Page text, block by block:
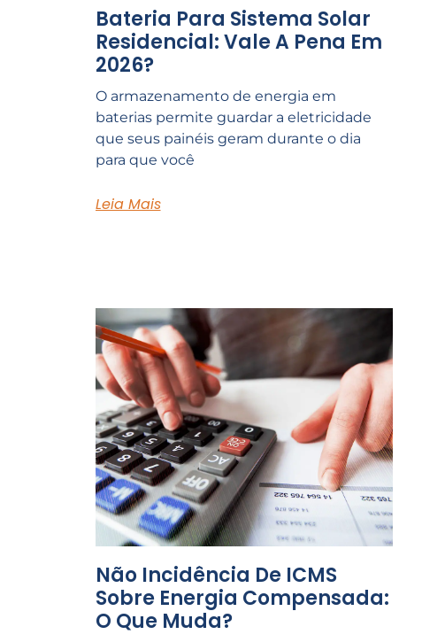
Bateria Para Sistema Solar
Residencial: Vale A Pena Em
2026?
O armazenamento de energia em
baterias permite guardar a eletricidade
que seus painéis geram durante o dia
para que você
Leia Mais
Não Incidência De ICMS
Sobre Energia Compensada:
O Que Muda?